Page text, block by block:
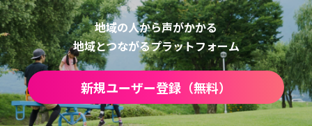
地域の人から声がかかる
地域とつながるプラットフォーム
新規ユーザー登録（無料）